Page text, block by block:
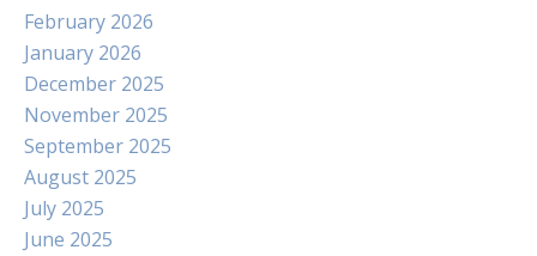
February 2026
January 2026
December 2025
November 2025
September 2025
August 2025
July 2025
June 2025